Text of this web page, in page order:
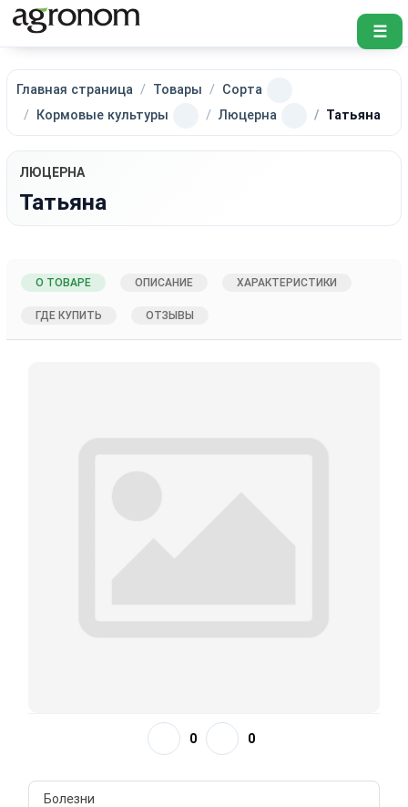
☰
Главная страница Товары
Сорта
Кормовые культуры
Люцерна Татьяна
ЛЮЦЕРНА
Татьяна
О ТОВАРЕ ОПИСАНИЕ ХАРАКТЕРИСТИКИ
ГДЕ КУПИТЬ ОТЗЫВЫ
0 0
Болезни